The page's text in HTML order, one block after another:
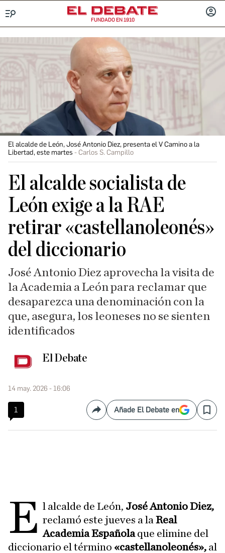
FUNDADO EN 1910
El alcalde de León, José Antonio Diez, presenta el V Camino a la
Libertad, este martes
Carlos S. Campillo
El alcalde socialista de
León exige a la RAE
retirar «castellanoleonés»
del diccionario
José Antonio Diez aprovecha la visita de
la Academia a León para reclamar que
desaparezca una denominación con la
que, asegura, los leoneses no se sienten
identificados
El Debate
14 may. 2026 - 16:06
1 CompartirAñade El Debate en Save
E l alcalde de León, José Antonio Diez,
reclamó este jueves a laReal
Academia Españolaque elimine del
diccionario el término «castellanoleonés», al